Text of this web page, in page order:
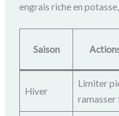
engrais riche en
Saison
Hiver
Limiter
ramasser